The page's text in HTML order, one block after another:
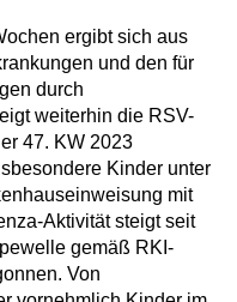
ergibt sich aus
und den für
durch
weiterhin die RSV-
47. KW 2023
Kinder unter
mit
Aktivität steigt seit
gemäß RKI-
Von